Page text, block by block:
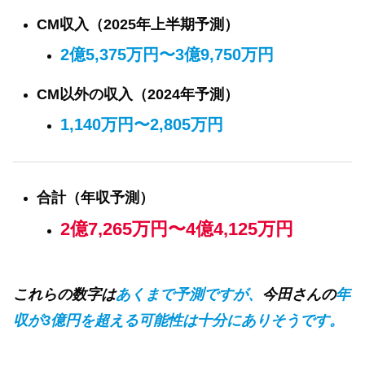
CM収入（2025年上半期予測）
2億5,375万円〜3億9,750万円
CM以外の収入（2024年予測）
1,140万円〜2,805万円
合計（年収予測）
2億7,265万円〜4億4,125万円
これらの数字はあくまで予測ですが、 今田さんの年
収が3億円を超える可能性は十分にありそうです。